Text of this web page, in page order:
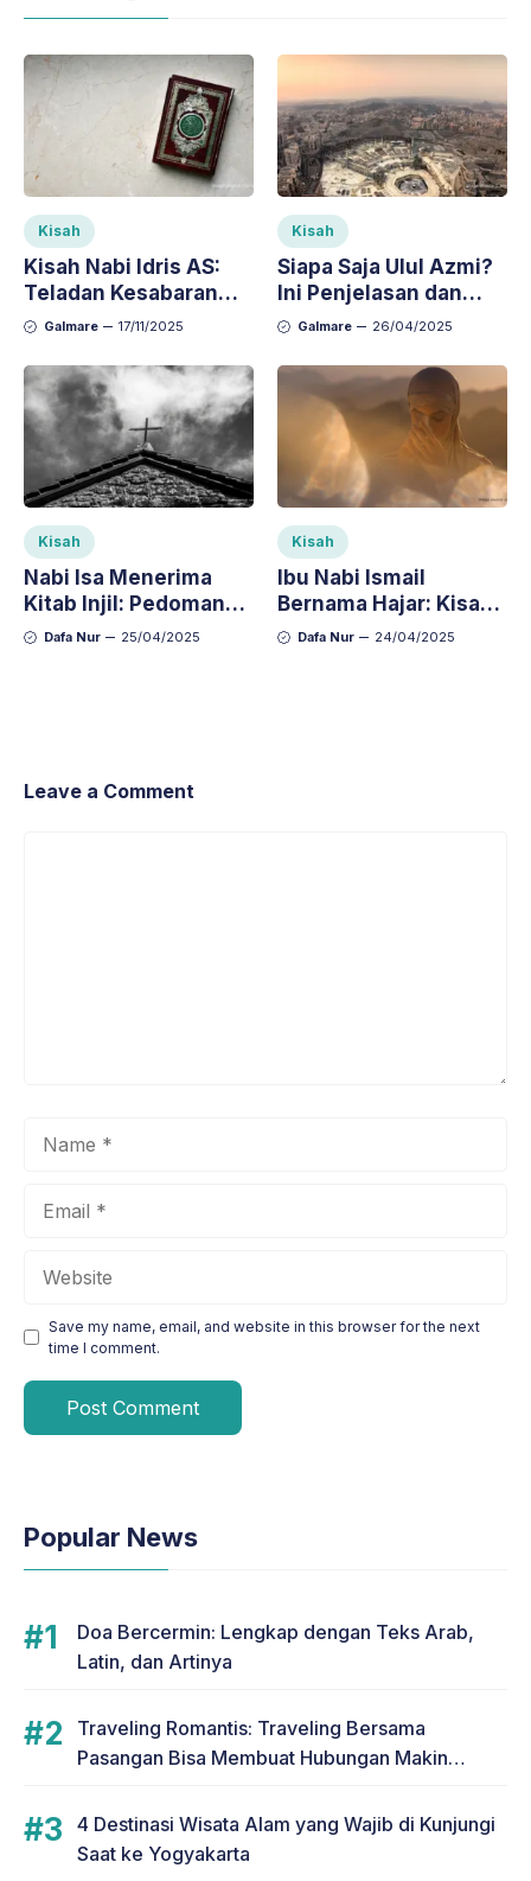
Kisah
Kisah Nabi Idris AS:
Teladan Kesabaran
dan Kecintaan pada
Galmare 17/11/2025
Kisah
Siapa Saja Ulul Azmi?
Ini Penjelasan dan
Kisah Teladannya
Galmare 26/04/2025
Kisah
Nabi Isa Menerima
Kitab Injil: Pedoman
Hidup dan Keimanan
Dafa Nur 25/04/2025
Kisah
Ibu Nabi Ismail
Bernama Hajar: Kisah
Perempuan Mulia
Dafa Nur 24/04/2025
Leave a Comment
Save my name, email, and website in this browser for the next
time I comment.
Popular News
Doa Bercermin: Lengkap dengan Teks Arab,
Latin, dan Artinya
Traveling Romantis: Traveling Bersama
Pasangan Bisa Membuat Hubungan Makin
4 Destinasi Wisata Alam yang Wajib di Kunjungi
Saat ke Yogyakarta